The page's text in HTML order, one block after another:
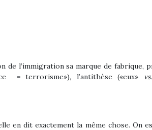
de l’immigration sa marque de fabrique,
= terrorisme»), l’antithèse («eux» vs.
en dit exactement la même chose. On